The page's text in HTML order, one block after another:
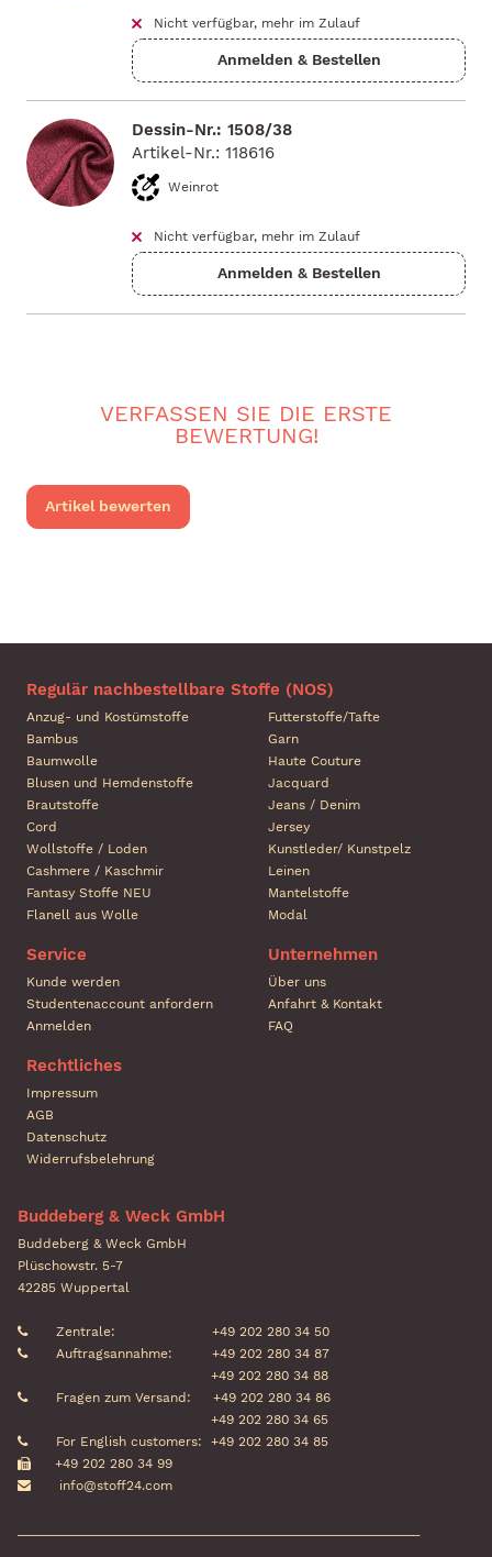
Nicht verfügbar, mehr im Zulauf
Dessin-Nr.: 1508/38
Artikel-Nr.: 118616
Weinrot
Nicht verfügbar, mehr im Zulauf
VERFASSEN SIE DIE ERSTE
BEWERTUNG!
Artikel bewerten
Regulär nachbestellbare Stoffe (NOS)
Anzug- und Kostümstoffe
Bambus
Baumwolle
Blusen und Hemdenstoffe
Brautstoffe
Cord
Wollstoffe / Loden
Cashmere / Kaschmir
Fantasy Stoffe NEU
Flanell aus Wolle
Futterstoffe/Tafte
Garn
Haute Couture
Jacquard
Jeans / Denim
Jersey
Kunstleder/ Kunstpelz
Leinen
Mantelstoffe
Modal
Service
Kunde werden
Studentenaccount anfordern
Anmelden
Unternehmen
Über uns
Anfahrt & Kontakt
FAQ
Rechtliches
Impressum
AGB
Datenschutz
Widerrufsbelehrung
Buddeberg & Weck GmbH
Buddeberg & Weck GmbH
Plüschowstr. 5-7
42285 Wuppertal
Zentrale:
+49 202 280 34 50
Auftragsannahme:
+49 202 280 34 87
+49 202 280 34 88
Fragen zum Versand:
+49 202 280 34 86
+49 202 280 34 65
For English customers:
+49 202 280 34 85
+49 202 280 34 99
info@stoff24.com